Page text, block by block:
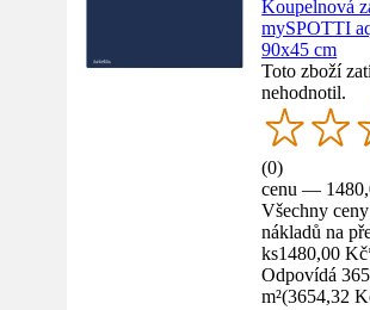
Koupelnová
mySPOTTI
90x45 cm
Toto zboží
nehodnotil.
(0)
cenu —
Všechny
nákladů na
ks1480,00 Kč
Odpovídá
m²(3654,32